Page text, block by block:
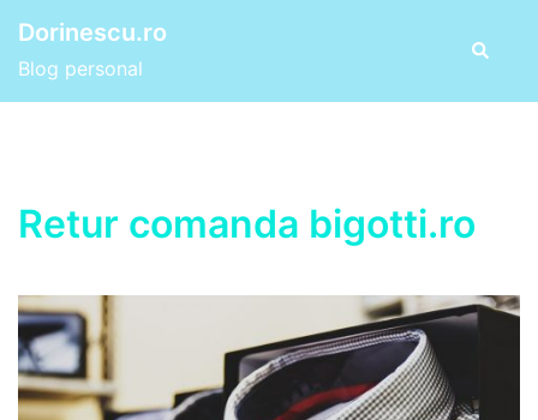
content
Dorinescu.ro
Blog personal
Search
Retur comanda bigotti.ro